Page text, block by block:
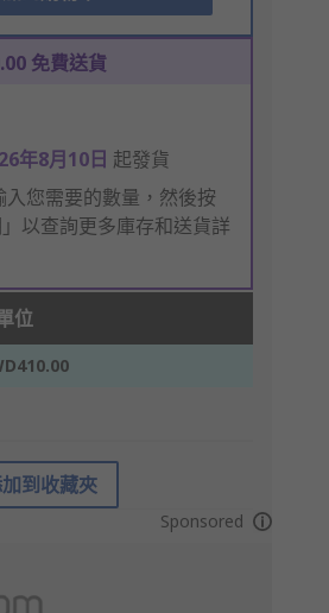
免費送貨
年8月10日 起發貨
您需要的數量，然後按
以查詢更多庫存和送貨詳
位
到收藏夾
Sponsored